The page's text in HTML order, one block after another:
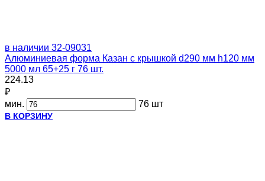
в наличии 32-09031
Алюминиевая форма Казан с крышкой d290 мм h120 мм
5000 мл 65+25 г 76 шт.
224.13
₽
мин.
76 шт
В КОРЗИНУ